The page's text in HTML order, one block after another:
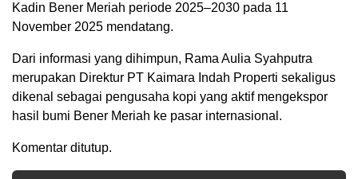
Kadin Bener Meriah periode 2025–2030 pada 11
November 2025 mendatang.
Dari informasi yang dihimpun, Rama Aulia Syahputra
merupakan Direktur PT Kaimara Indah Properti sekaligus
dikenal sebagai pengusaha kopi yang aktif mengekspor
hasil bumi Bener Meriah ke pasar internasional.
Komentar ditutup.